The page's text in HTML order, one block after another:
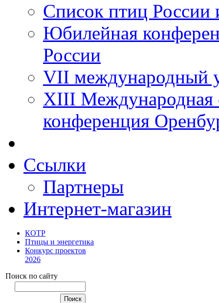
Список птиц России
Юбилейная
России
VII международный
XIII Международная
конференция
Ссылки
Партнеры
Интернет-магазин
КОТР
Птицы и энергетика
Конкурс проектов
2026
Поиск по сайту